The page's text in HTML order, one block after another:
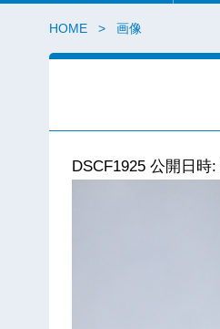
HOME 画像
DSCF1925 公開日時: